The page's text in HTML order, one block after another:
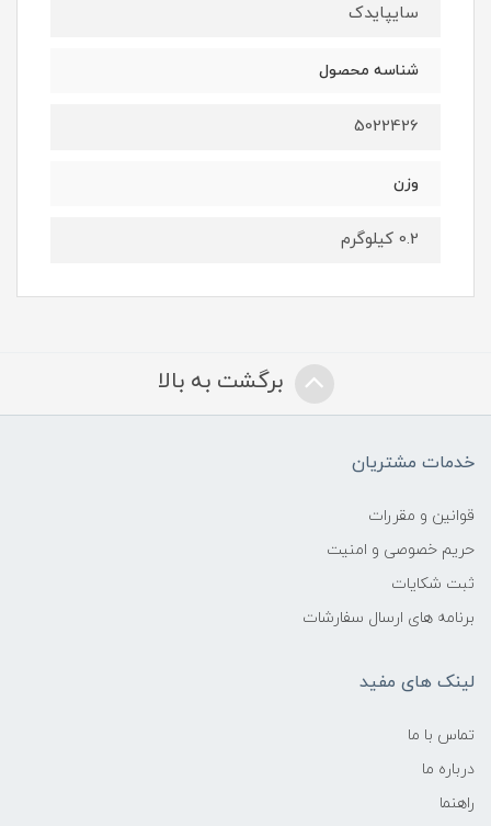
سایپایدک
شناسه محصول
5022426
وزن
0.2 کیلوگرم
برگشت به بالا
خدمات مشتریان
قوانین و مقررات
حریم خصوصی و امنیت
ثبت شکایات
برنامه های ارسال سفارشات
لینک های مفید
تماس با ما
درباره ما
راهنما